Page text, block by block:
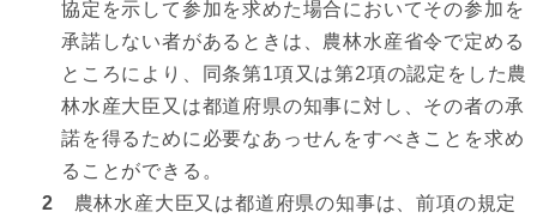
協定を示して参加を求めた場合においてその参加を
承諾しない者があるときは、農林水産省令で定める
ところにより、同条第1項又は第2項の認定をした農
林水産大臣又は都道府県の知事に対し、その者の承
諾を得るために必要なあっせんをすべきことを求め
ることができる。
2 農林水産大臣又は都道府県の知事は、前項の規定